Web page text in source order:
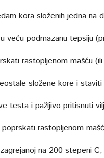
kora složenih jedna na
veću podmazanu tepsiju
rastopljenom mašću
složene kore i
testa i pažljivo pritisnuti
rastopljenom
na 200 stepeni